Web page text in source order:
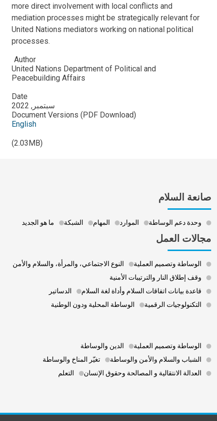
more direct involvement with local conflicts and
mediation processes might be strategically relevant for
United Nations mediators working on national political
processes.
Author
United Nations Department of Political and
Peacebuilding Affairs
Date
سبتمبر, 2022
Document Versions (PDF Download)
English
(2.03MB)
صانعة السلام
وحدة دعم الوساطة الموارد المهام الشبكة ما هو الجديد
مجالات العمل
الوساطة وتصميم العملية
النوع الاجتماعي، والمرأة، والسلام والأمن
وقف إطلاق النار والترتيبات الأمنية
قاعدة بيانات اتفاقات السلام وأداة لغة السلام
الدساتير
التكنولوجيات الرقمية
الوساطة المحلية ودون الوطنية
Footer 3
الوساطة وتصميم العملية
الدين والوساطة
الشباب والسلام والأمن والوساطة
تغيّر المناخ والوساطة
العدالة الانتقالية و المصالحة وحقوق الإنسان
التعلم